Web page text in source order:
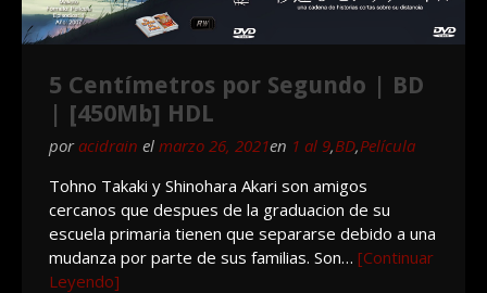
5 Centímetros por Segundo | BD
| [450Mb] HDL
poracidrain el marzo 26, 2021en 1 al 9,BD,Película
Tohno Takaki y Shinohara Akari son amigos
cercanos que despues de la graduacion de su
escuela primaria tienen que separarse debido a una
mudanza por parte de sus familias. Son… [Continuar
Leyendo]